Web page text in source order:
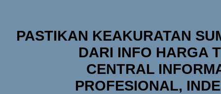
PASTIKAN KEAKURATAN
DARI INFO HARGA
CENTRAL
PROFESIONAL,